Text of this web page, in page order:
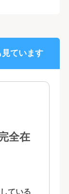
ています
全在
ている